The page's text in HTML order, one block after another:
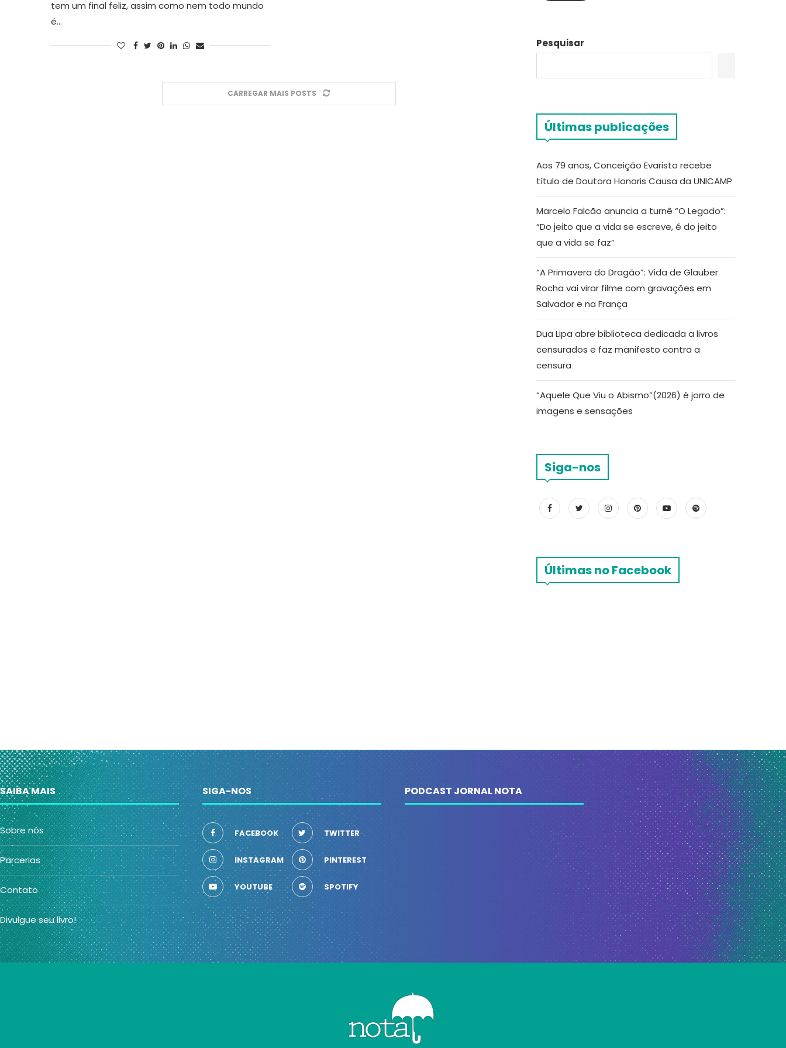
tem um final feliz, assim como nem todo mundo
é…
CARREGAR MAIS POSTS
Pesquisar
Últimas publicações
Aos 79 anos, Conceição Evaristo recebe
título de Doutora Honoris Causa da UNICAMP
Marcelo Falcão anuncia a turnê “O Legado”:
“Do jeito que a vida se escreve, é do jeito
que a vida se faz”
“A Primavera do Dragão”: Vida de Glauber
Rocha vai virar filme com gravações em
Salvador e na França
Dua Lipa abre biblioteca dedicada a livros
censurados e faz manifesto contra a
censura
“Aquele Que Viu o Abismo”(2026) é jorro de
imagens e sensações
Siga-nos
Últimas no Facebook
SAIBA MAIS
Sobre nós
Parcerias
Contato
Divulgue seu livro!
SIGA-NOS
FACEBOOK TWITTER
INSTAGRAM PINTEREST
YOUTUBE SPOTIFY
PODCAST JORNAL NOTA